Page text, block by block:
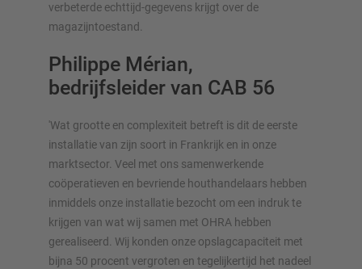
verbeterde echttijd-gegevens krijgt over de
magazijntoestand.
Philippe Mérian,
bedrijfsleider van CAB 56
'Wat grootte en complexiteit betreft is dit de eerste
installatie van zijn soort in Frankrijk en in onze
marktsector. Veel met ons samenwerkende
coöperatieven en bevriende houthandelaars hebben
inmiddels onze installatie bezocht om een indruk te
krijgen van wat wij samen met OHRA hebben
gerealiseerd. Wij konden onze opslagcapaciteit met
bijna 50 procent vergroten en tegelijkertijd het nadeel